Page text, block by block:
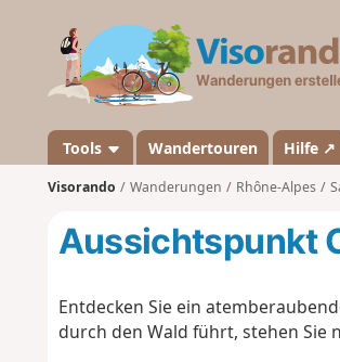
Tools Wandertouren Hilfe ↗
Visorando Wanderungen Rhône-Alpes
Aussichtspunkt
Entdecken Sie ein
durch den Wald führt, stehen Sie